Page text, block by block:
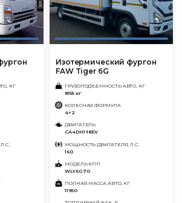
КГ
Изотермический фургон
FAW Tiger 6G
ГРУЗОПОДЪЕМНОСТЬ АВТО, КГ
8155 кг
КОЛЕСНАЯ ФОРМУЛА
4×2
ДВИГАТЕЛЬ
CA4DH1-18EV
МОЩНОСТЬ ДВИГАТЕЛЯ, Л.С.
160
МОДЕЛЬ КПП
WLY6G70
ПОЛНАЯ МАССА АВТО, КГ
11950